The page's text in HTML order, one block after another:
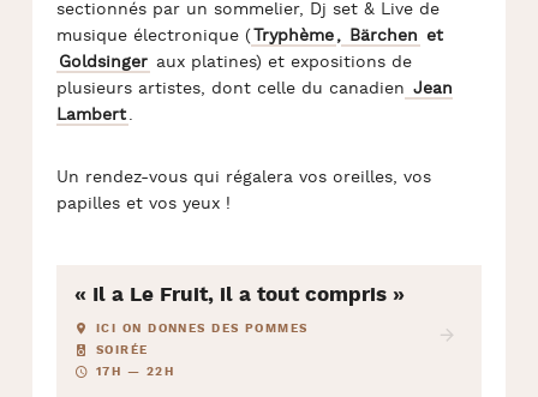
sectionnés par un sommelier, Dj set & Live de
musique électronique (Tryphème, Bärchen et
Goldsinger aux platines) et expositions de
plusieurs artistes, dont celle du canadien Jean
Lambert.
Un rendez-vous qui régalera vos oreilles, vos
papilles et vos yeux !
« Il a Le Fruit, il a tout compris »
ICI ON DONNES DES POMMES
SOIRÉE
17H — 22H